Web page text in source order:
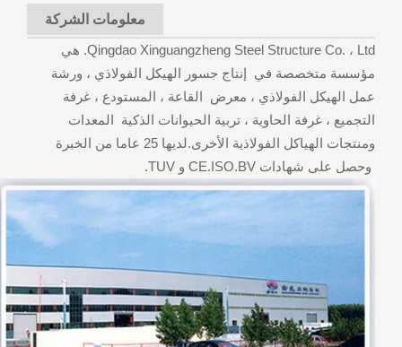
معلومات الشركة
Qingdao Xinguangzheng Steel Structure Co. ، Ltd. هي
مؤسسة متخصصة في إنتاج جسور الهيكل الفولاذي ، ورشة
عمل الهيكل الفولاذي ، معرض القاعة ، المستودع ، غرفة
التجميع ، غرفة الحاوية ، تربية الحيوانات الذكية المعدات
ومنتجات الهياكل الفولاذية الأخرى.لديها 25 عاما من الخبرة
وحصل على شهادات CE.ISO.BV و TUV.